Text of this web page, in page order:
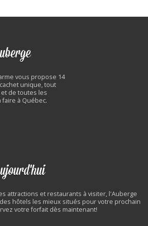
vous propose 14
unique, tout
de toutes les
faire à Québec.
attractions et restaurants à visiter, l'Auberge
hôtels les mieux situés pour votre prochain
votre forfait dès maintenant!